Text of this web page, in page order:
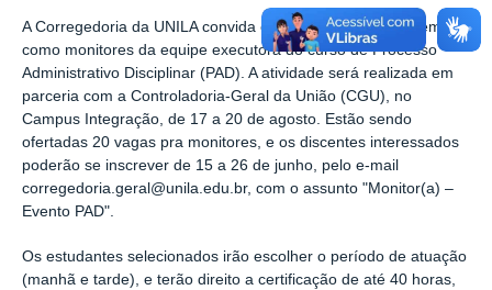
A Corregedoria da UNILA convida estudantes a participarem
como monitores da equipe executora do curso de Processo
Administrativo Disciplinar (PAD). A atividade será realizada em
parceria com a Controladoria-Geral da União (CGU), no
Campus Integração, de 17 a 20 de agosto. Estão sendo
ofertadas 20 vagas pra monitores, e os discentes interessados
poderão se inscrever de 15 a 26 de junho, pelo e-mail
corregedoria.geral@unila.edu.br, com o assunto "Monitor(a) –
Evento PAD".
Os estudantes selecionados irão escolher o período de atuação
(manhã e tarde), e terão direito a certificação de até 40 horas,